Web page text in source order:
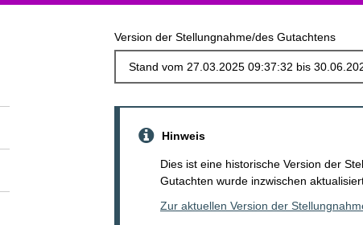
Version der Stellungnahme/des Gutachtens
Hinweis
Dies ist eine historische Version der
Gutachten wurde inzwischen
Zur aktuellen Version der